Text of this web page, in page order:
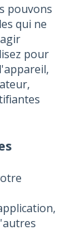
pouvons
qui ne
pour